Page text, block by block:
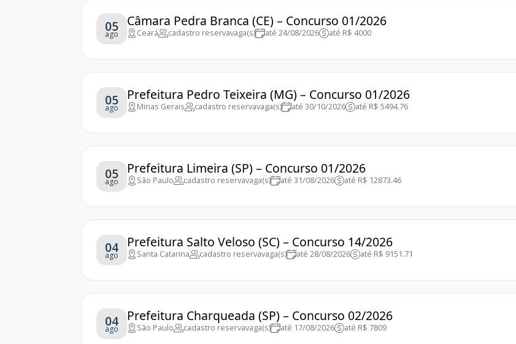
05
ago
Câmara Pedra Branca (CE) – Concurso 01/2026
Ceará cadastro reservavaga(s) até 24/08/2026 até R$ 4000
05
ago
Prefeitura Pedro Teixeira (MG) – Concurso 01/2026
Minas Gerais cadastro reservavaga(s) até 30/10/2026 até R$ 5494.76
05
ago
Prefeitura Limeira (SP) – Concurso 01/2026
São Paulo cadastro reservavaga(s) até 31/08/2026 até R$ 12873.46
04
ago
Prefeitura Salto Veloso (SC) – Concurso 14/2026
Santa Catarina cadastro reservavaga(s) até 28/08/2026 até R$ 9151.71
04
ago
Prefeitura Charqueada (SP) – Concurso 02/2026
São Paulo cadastro reservavaga(s) até 17/08/2026 até R$ 7809